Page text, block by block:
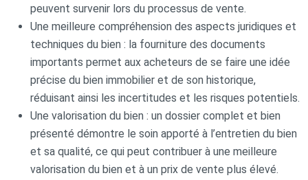
peuvent survenir lors du processus de vente.
Une meilleure compréhension des aspects juridiques et
techniques du bien : la fourniture des documents
importants permet aux acheteurs de se faire une idée
précise du bien immobilier et de son historique,
réduisant ainsi les incertitudes et les risques potentiels.
Une valorisation du bien : un dossier complet et bien
présenté démontre le soin apporté à l’entretien du bien
et sa qualité, ce qui peut contribuer à une meilleure
valorisation du bien et à un prix de vente plus élevé.